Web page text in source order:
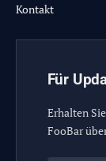
Kontakt
Für
Erhalten
FooBar